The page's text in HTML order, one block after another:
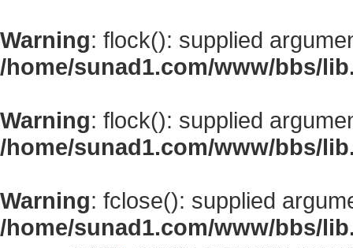
Warning: flock(): supplied
/home/sunad1.com/www/bbs/
Warning: flock(): supplied
/home/sunad1.com/www/bbs/
Warning: fclose(): supplied
/home/sunad1.com/www/bbs/